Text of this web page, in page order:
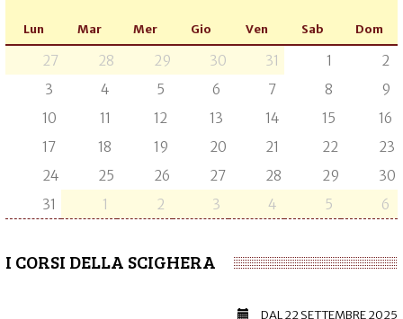
Lun Mar Mer Gio Ven Sab Dom
27 28 29 30 31 1
2
3
4 5 6 7 8
9
10
11 12 13 14 15
16
17
18 19 20 21 22
23
24
25 26 27 28 29
30
31
1 2 3 4 5 6
I CORSI DELLA SCIGHERA
DAL22 SETTEMBRE 2025